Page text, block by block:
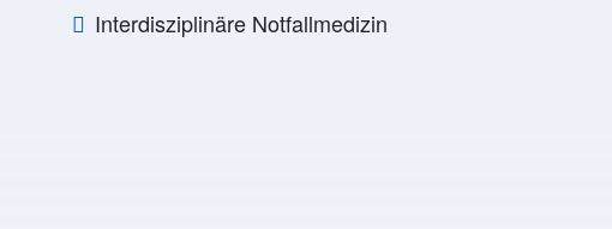
Interdisziplinäre Notfallmedizin